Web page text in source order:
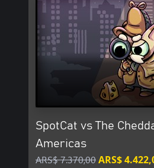
SpotCat vs The
Americas
ARS$ 7.370,00ARS$